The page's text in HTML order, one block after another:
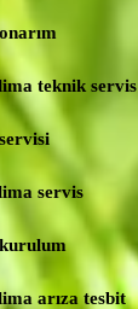
teknik servis
servis
arıza tesbit